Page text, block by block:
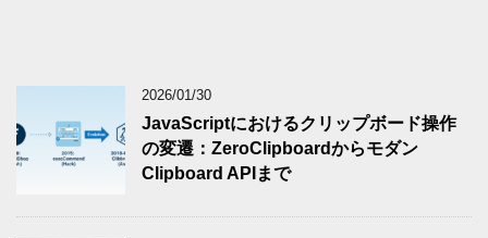
2026/01/30
JavaScriptにおけるクリップボード操作
の変遷：ZeroClipboardからモダン
Clipboard APIまで